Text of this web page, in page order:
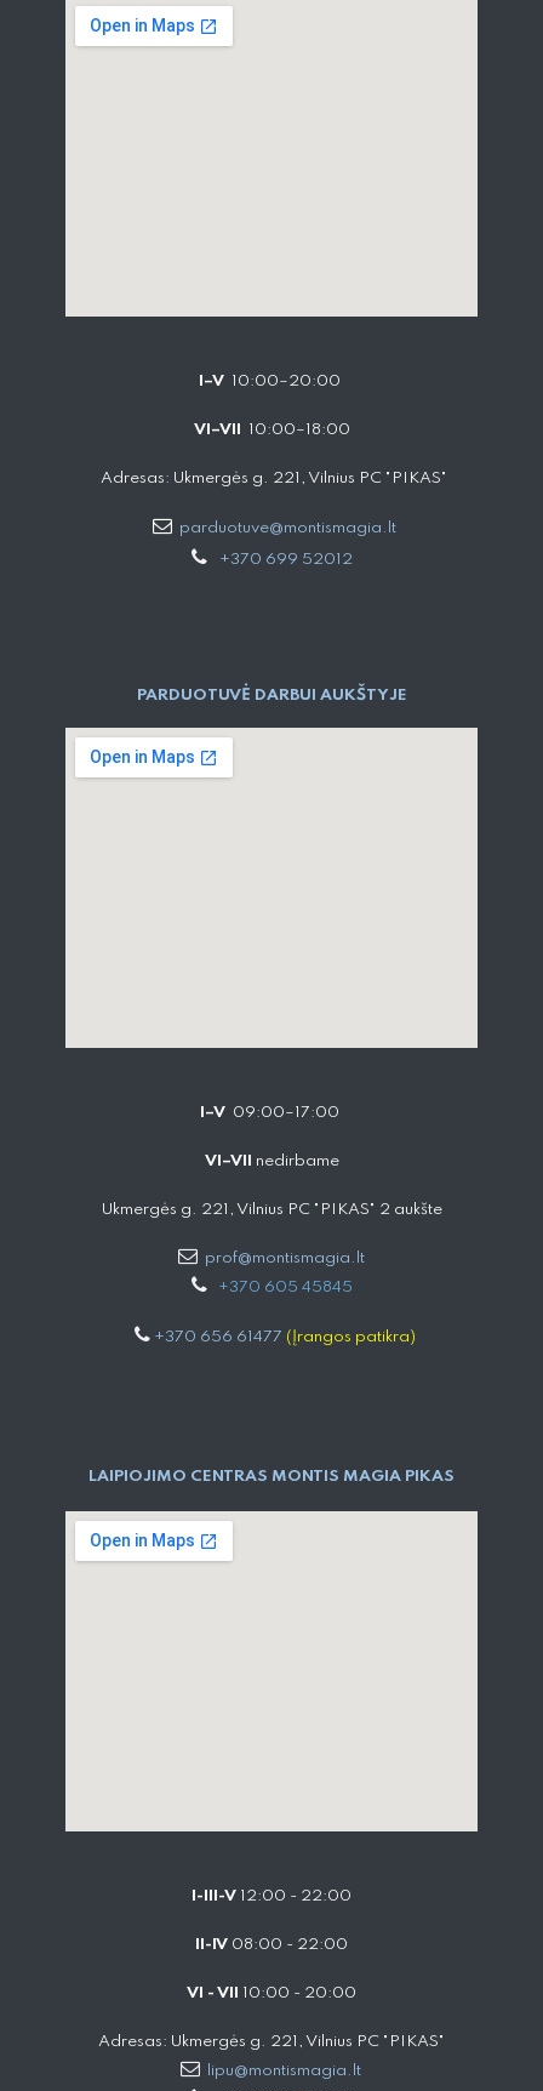
I–V 10:00–20:00
VI–VII 10:00–18:00
Adresas: Ukmergės g. 221, Vilnius PC "PIKAS"
parduotuve@montismagia.lt
+370 699 52012
PARDUOTUVĖ DARBUI AUKŠTYJE
I–V 09:00–17:00
VI–VII nedirbame
Ukmergės g. 221, Vilnius PC "PIKAS" 2 aukšte
prof@montismagia.lt
+370 605 4584​5
+370 656 61477 (Įrangos patikra)
LAIPIOJIMO CENTRAS MONTIS MAGIA PIKAS
I-III-V 12:00 - 22:00
II-IV 08:00 - 22:00
VI - VII 10:00 - 20:00
Adresas: Ukmergės g. 221, Vilnius PC "PIKAS"
lipu@montismagia.lt